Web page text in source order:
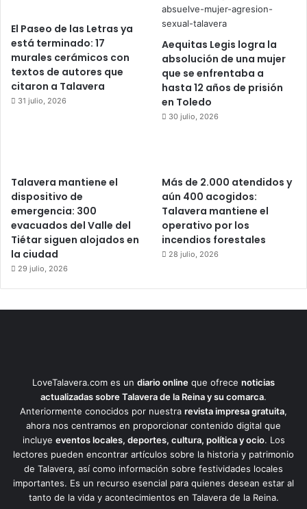
El Paseo de las Letras ya
está terminado: 17
murales cerámicos con
textos de autores que
citaron a Talavera
31 julio, 2026
Aequitas Legis logra la
absolución de una mujer
que se enfrentaba a
hasta 12 años de prisión
en Toledo
30 julio, 2026
Talavera mantiene el
dispositivo de
emergencia: 300
evacuados del Valle del
Tiétar siguen alojados en
la ciudad
29 julio, 2026
Más de 2.000 atendidos y
aún 400 acogidos:
Talavera mantiene el
operativo por los
incendios forestales
28 julio, 2026
LoveTalavera.com es un diario online que ofrece noticias
actualizadas sobre Talavera de la Reina y su comarca.
Anteriormente conocidos por nuestra revista impresa gratuita,
ahora nos centramos en proporcionar contenido digital que
incluye eventos locales, deportes, cultura, política y ocio. Los
lectores pueden encontrar artículos sobre la historia y patrimonio
de Talavera, así como información sobre festividades locales
importantes. Es un recurso esencial para quienes desean estar al
tanto de la vida y acontecimientos en Talavera de la Reina.